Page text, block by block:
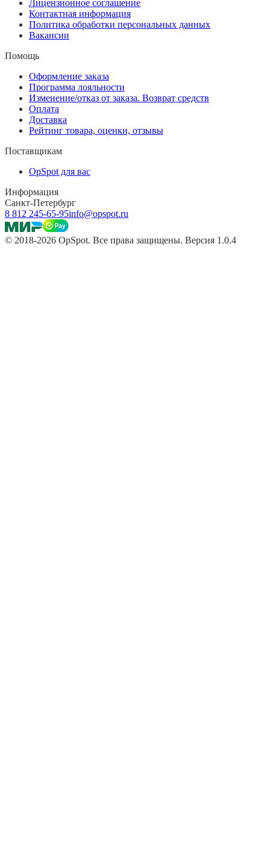
Лицензионное соглашение
Контактная информация
Политика обработки персональных данных
Вакансии
Помощь
Оформление заказа
Программа лояльности
Изменение/отказ от заказа. Возврат средств
Оплата
Доставка
Рейтинг товара, оценки, отзывы
Поставщикам
OpSpot для вас
Информация
Санкт-Петербург
8 812 245-65-95info@opspot.ru
© 2018-2026 OpSpot. Все права защищены. Версия 1.0.4